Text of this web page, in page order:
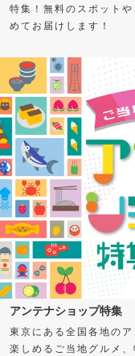
特集！無料のスポット
めてお届けします！
アンテナショップ特集
東京にある全国各地の
楽しめるご当地グルメ